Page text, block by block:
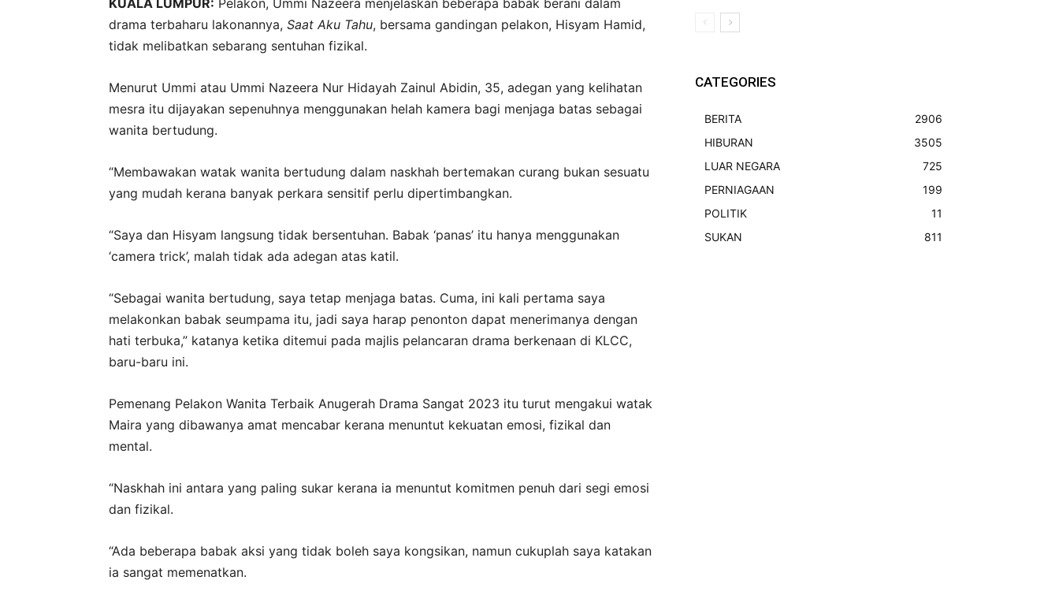
drama terbaharu lakonannya, Saat Aku Tahu, bersama gandingan pelakon, Hisyam Hamid,
tidak melibatkan sebarang sentuhan fizikal.
Menurut Ummi atau Ummi Nazeera Nur Hidayah Zainul Abidin, 35, adegan yang kelihatan
mesra itu dijayakan sepenuhnya menggunakan helah kamera bagi menjaga batas sebagai
wanita bertudung.
“Membawakan watak wanita bertudung dalam naskhah bertemakan curang bukan sesuatu
yang mudah kerana banyak perkara sensitif perlu dipertimbangkan.
“Saya dan Hisyam langsung tidak bersentuhan. Babak ‘panas’ itu hanya menggunakan
‘camera trick’, malah tidak ada adegan atas katil.
“Sebagai wanita bertudung, saya tetap menjaga batas. Cuma, ini kali pertama saya
melakonkan babak seumpama itu, jadi saya harap penonton dapat menerimanya dengan
hati terbuka,” katanya ketika ditemui pada majlis pelancaran drama berkenaan di KLCC,
baru-baru ini.
Pemenang Pelakon Wanita Terbaik Anugerah Drama Sangat 2023 itu turut mengakui watak
Maira yang dibawanya amat mencabar kerana menuntut kekuatan emosi, fizikal dan
mental.
“Naskhah ini antara yang paling sukar kerana ia menuntut komitmen penuh dari segi emosi
dan fizikal.
“Ada beberapa babak aksi yang tidak boleh saya kongsikan, namun cukuplah saya katakan
ia sangat memenatkan.
CATEGORIES
BERITA
2906
HIBURAN
3505
LUAR NEGARA
725
PERNIAGAAN
199
POLITIK
11
SUKAN
811